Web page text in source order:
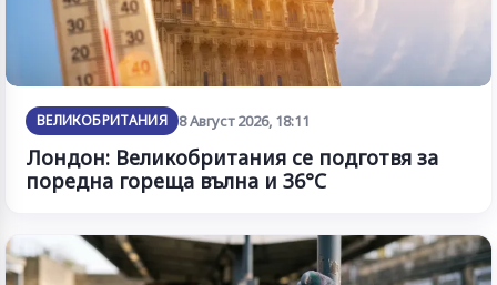
ВЕЛИКОБРИТАНИЯ 8 Август 2026, 18:11
Лондон: Великобритания се подготвя за
поредна гореща вълна и 36°C